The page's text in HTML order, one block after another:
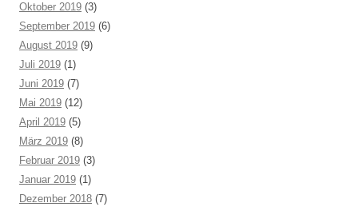
Oktober 2019 (3)
September 2019 (6)
August 2019 (9)
Juli 2019 (1)
Juni 2019 (7)
Mai 2019 (12)
April 2019 (5)
März 2019 (8)
Februar 2019 (3)
Januar 2019 (1)
Dezember 2018 (7)